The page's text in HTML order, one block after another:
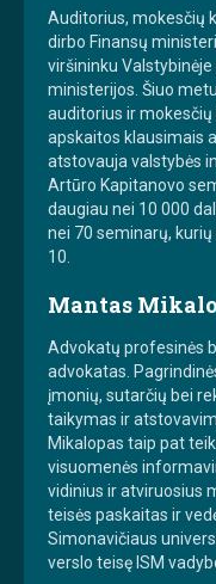
Auditorius, mokesčių
dirbo Finansų
viršininku
ministerijos. Šiuo
auditorius ir
apskaitos klausimais
atstovauja valstybės
Artūro Kapitanovo
daugiau nei 10 000
nei 70 seminarų,
10.
Mantas
Advokatų profesinės
advokatas.
įmonių, sutarčių bei
taikymas ir
Mikalopas taip pat
visuomenės
vidinius ir atviruosius
teisės paskaitas ir
Simonavičiaus
verslo teisę ISM